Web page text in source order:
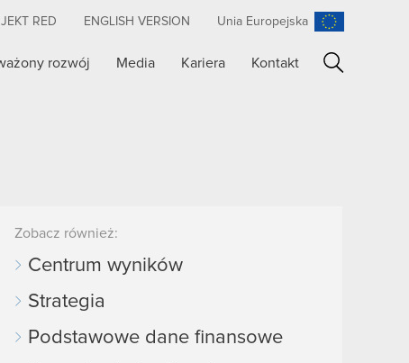
RED ENGLISH VERSION Unia Europejska
rozwój Media Kariera Kontakt
Zobacz również:
Centrum wyników
Strategia
Podstawowe dane finansowe